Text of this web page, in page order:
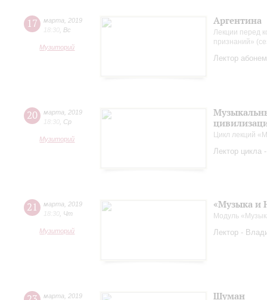
17 марта
2019
18:30 Вс
Музиторий
Аргентина
Лекции перед
признаний»
Лектор
20 марта
2019
18:30 Ср
Музиторий Цикл лекций
Лектор цикла
21 марта
2019
18:30 Чт
Музиторий
«Музыка и
Модуль
Лектор -
марта
2019
Шуман